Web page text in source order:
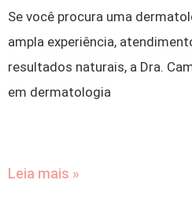
Se você procura uma
ampla experiência,
resultados naturais, a Dra.
em dermatologia
Leia mais »